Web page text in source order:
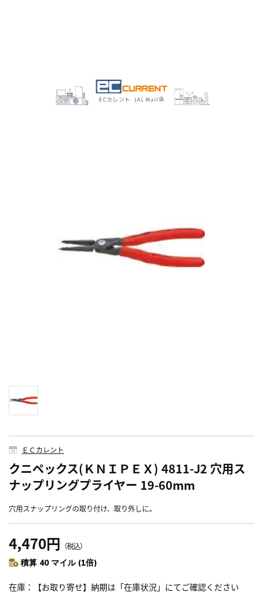
ＥＣカレント
クニペックス(ＫＮＩＰＥＸ) 4811-J2 穴用ス
ナップリングプライヤー 19-60mm
穴用スナップリングの取り付け、取り外しに。
4,470円 （税込）
積算 40 マイル (1倍)
在庫 【お取り寄せ】納期は「在庫状況」にてご確認ください